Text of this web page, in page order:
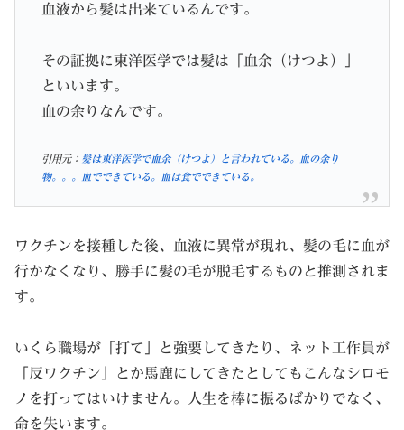
血液から髪は出来ているんです。
その証拠に東洋医学では髪は「血余（けつよ）」
といいます。
血の余りなんです。
引用元： 髪は東洋医学で血余（けつよ）と言われている。血の余り
物。。。血でできている。血は食でできている。
ワクチンを接種した後、血液に異常が現れ、髪の毛に血が
行かなくなり、勝手に髪の毛が脱毛するものと推測されま
す。
いくら職場が「打て」と強要してきたり、ネット工作員が
「反ワクチン」とか馬鹿にしてきたとしてもこんなシロモ
ノを打ってはいけません。人生を棒に振るばかりでなく、
命を失います。